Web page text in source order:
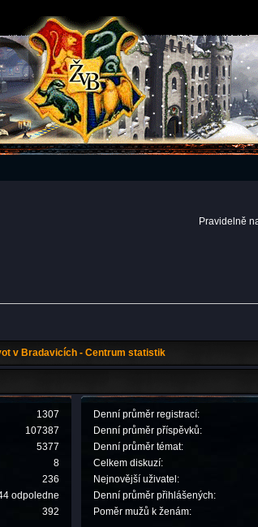
Pravidelně
v Bradavicích - Centrum statistik
1307
107387
5377
8
236
odpoledne
392
Denní průměr registrací:
Denní průměr příspěvků:
Denní průměr témat:
Celkem diskuzí:
Nejnovější uživatel:
Denní průměr přihlášených:
Poměr mužů k ženám: